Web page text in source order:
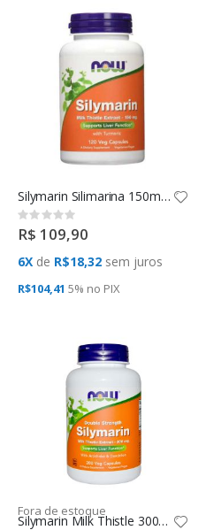
Silymarin Silimarina 150mg 120 Caps Now Foods
Rating:
0%
R$ 109,90
6X de R$18,32 sem juros
R$104,41 5% no PIX
Fora de estoque
Silymarin Milk Thistle 300mg (200 Vcaps) - Now Foods